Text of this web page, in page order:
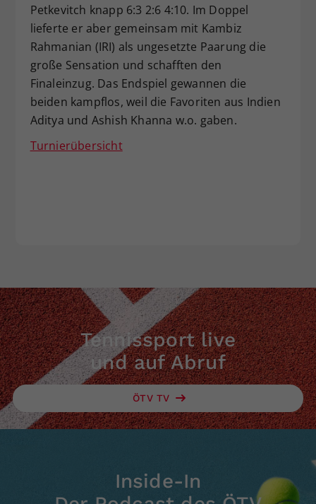
Petkevitch knapp 6:3 2:6 4:10. Im Doppel
lieferte er aber gemeinsam mit Kambiz
Rahmanian (IRI) als ungesetzte Paarung die
große Sensation und schafften den
Finaleinzug. Das Endspiel gewannen die
beiden kampflos, weil die Favoriten aus Indien
Aditya und Ashish Khanna w.o. gaben.
Turnierübersicht
Tennissport live
und auf Abruf
ÖTV TV
Inside-In
Zweck
Dieser Wert speichert Ihre Consent-
Einstellungen. Unter anderem eine
zufällig generierte ID, für die
historische Speicherung Ihrer
vorgenommen Einstellungen, falls der
Webseiten-Betreiber dies eingestellt
hat.